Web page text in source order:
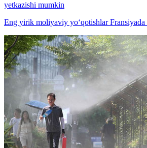
yetkazishi mumkin
Eng yirik moliyaviy yo‘qotishlar